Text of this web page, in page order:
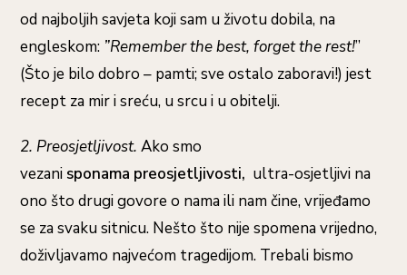
od najboljih savjeta koji sam u životu dobila, na
engleskom: ”Remember the best, forget the rest!”
(Što je bilo dobro – pamti; sve ostalo zaboravi!) jest
recept za mir i sreću, u srcu i u obitelji.
2. Preosjetljivost. Ako smo
vezani sponama preosjetljivosti, ultra-osjetljivi na
ono što drugi govore o nama ili nam čine, vrijeđamo
se za svaku sitnicu. Nešto što nije spomena vrijedno,
doživljavamo najvećom tragedijom. Trebali bismo